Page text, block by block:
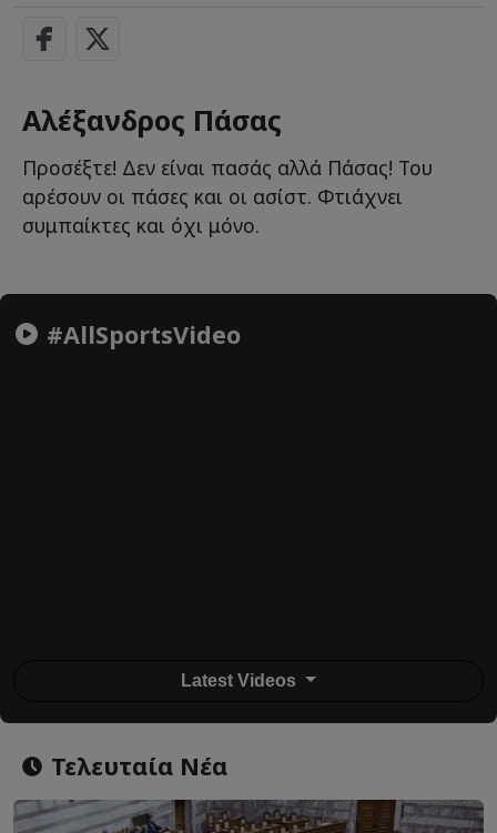
Αλέξανδρος Πάσας
Προσέξτε! Δεν είναι πασάς αλλά Πάσας! Του
αρέσουν οι πάσες και οι ασίστ. Φτιάχνει
συμπαίκτες και όχι μόνο.
#AllSportsVideo
Latest Videos
Τελευταία Νέα